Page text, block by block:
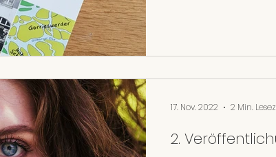
2.
17. Nov. 2022 2 Min.